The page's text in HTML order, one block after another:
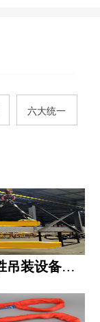
六大统一
江苏兴胜吊装设备有限公司的六大统一